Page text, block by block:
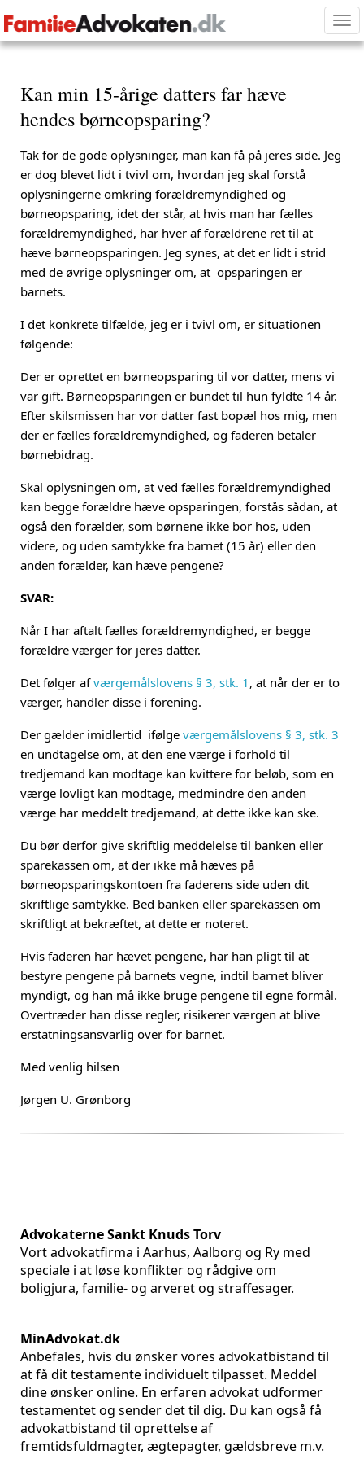
Kan min 15-årige datters far hæve
hendes børneopsparing?
Tak for de gode oplysninger, man kan få på jeres side. Jeg
er dog blevet lidt i tvivl om, hvordan jeg skal forstå
oplysningerne omkring forældremyndighed og
børneopsparing, idet der står, at hvis man har fælles
forældremyndighed, har hver af forældrene ret til at
hæve børneopsparingen. Jeg synes, at det er lidt i strid
med de øvrige oplysninger om, at opsparingen er
barnets.
I det konkrete tilfælde, jeg er i tvivl om, er situationen
følgende:
Der er oprettet en børneopsparing til vor datter, mens vi
var gift. Børneopsparingen er bundet til hun fyldte 14 år.
Efter skilsmissen har vor datter fast bopæl hos mig, men
der er fælles forældremyndighed, og faderen betaler
børnebidrag.
Skal oplysningen om, at ved fælles forældremyndighed
kan begge forældre hæve opsparingen, forstås sådan, at
også den forælder, som børnene ikke bor hos, uden
videre, og uden samtykke fra barnet (15 år) eller den
anden forælder, kan hæve pengene?
SVAR:
Når I har aftalt fælles forældremyndighed, er begge
forældre værger for jeres datter.
Det følger afværgemålslovens § 3, stk. 1 , at når der er to
værger, handler disse i forening.
Der gælder imidlertid ifølge værgemålslovens § 3, stk. 3
en undtagelse om, at den ene værge i forhold til
tredjemand kan modtage kan kvittere for beløb, som en
værge lovligt kan modtage, medmindre den anden
værge har meddelt tredjemand, at dette ikke kan ske.
Du bør derfor give skriftlig meddelelse til banken eller
sparekassen om, at der ikke må hæves på
børneopsparingskontoen fra faderens side uden dit
skriftlige samtykke. Bed banken eller sparekassen om
skriftligt at bekræftet, at dette er noteret.
Hvis faderen har hævet pengene, har han pligt til at
bestyre pengene på barnets vegne, indtil barnet bliver
myndigt, og han må ikke bruge pengene til egne formål.
Overtræder han disse regler, risikerer værgen at blive
erstatningsansvarlig over for barnet.
Med venlig hilsen
Jørgen U. Grønborg
Advokaterne Sankt Knuds Torv
Vort advokatfirma i Aarhus, Aalborg og Ry med
speciale i at løse konflikter og rådgive om
boligjura, familie- og arveret og straffesager.
MinAdvokat.dk
Anbefales, hvis du ønsker vores advokatbistand til
at få dit testamente individuelt tilpasset. Meddel
dine ønsker online. En erfaren advokat udformer
testamentet og sender det til dig. Du kan også få
advokatbistand til oprettelse af
fremtidsfuldmagter, ægtepagter, gældsbreve m.v.